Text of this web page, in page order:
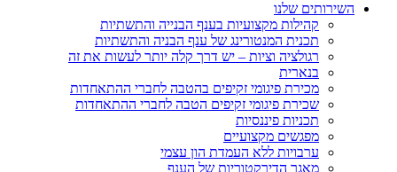
השירותים שלנו
קהילות מקצועיות בענף הבנייה והתשתיות
תכנית המנטורינג של ענף הבניה והתשתיות
רגולציה וציות – יש דרך קלה יותר לעשות את זה
בנארית
מכירת פיגומי זקיפים בהטבה לחברי ההתאחדות
שכירת פיגומי זקיפים הטבה לחברי ההתאחדות
תכניות פיננסיות
מפגשים מקצועיים
ערבויות ללא העמדת הון עצמי
מאגר הדירקטוריות של הענף